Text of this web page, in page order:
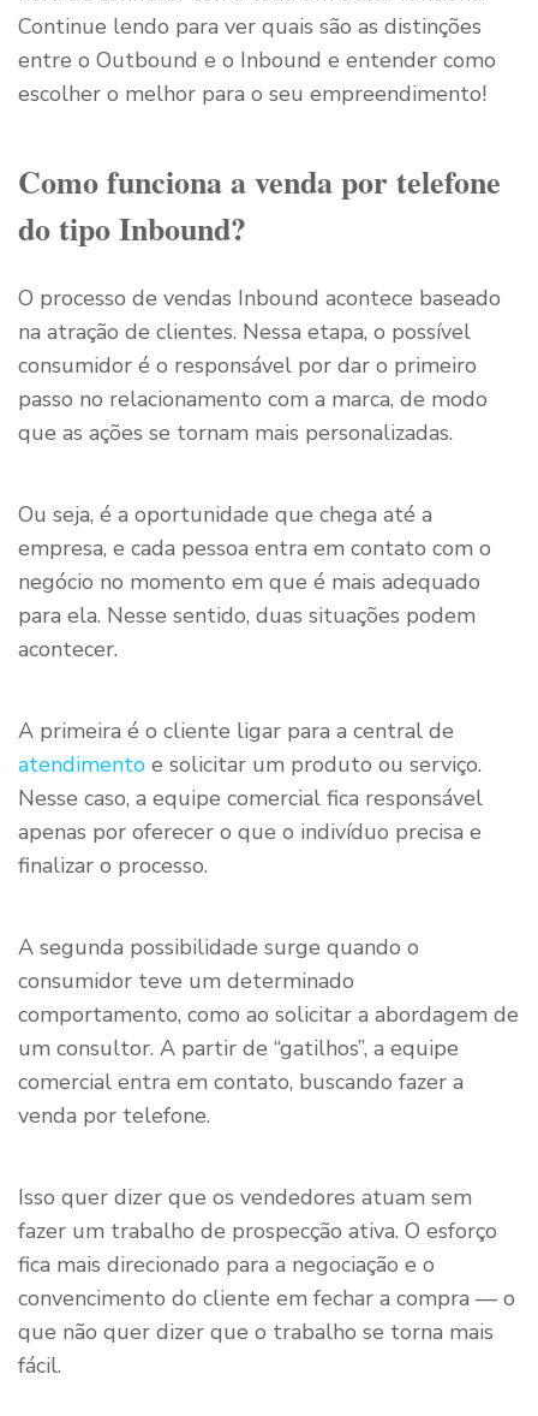
Continue lendo para ver quais são as distinções
entre o Outbound e o Inbound e entender como
escolher o melhor para o seu empreendimento!
Como funciona a venda por telefone
do tipo Inbound?
O processo de vendas Inbound acontece baseado
na atração de clientes. Nessa etapa, o possível
consumidor é o responsável por dar o primeiro
passo no relacionamento com a marca, de modo
que as ações se tornam mais personalizadas.
Ou seja, é a oportunidade que chega até a
empresa, e cada pessoa entra em contato com o
negócio no momento em que é mais adequado
para ela. Nesse sentido, duas situações podem
acontecer.
A primeira é o cliente ligar para a central de
atendimento e solicitar um produto ou serviço.
Nesse caso, a equipe comercial fica responsável
apenas por oferecer o que o indivíduo precisa e
finalizar o processo.
A segunda possibilidade surge quando o
consumidor teve um determinado
comportamento, como ao solicitar a abordagem de
um consultor. A partir de “gatilhos”, a equipe
comercial entra em contato, buscando fazer a
venda por telefone.
Isso quer dizer que os vendedores atuam sem
fazer um trabalho de prospecção ativa. O esforço
fica mais direcionado para a negociação e o
convencimento do cliente em fechar a compra — o
que não quer dizer que o trabalho se torna mais
fácil.